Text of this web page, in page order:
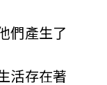
產生了
存在著